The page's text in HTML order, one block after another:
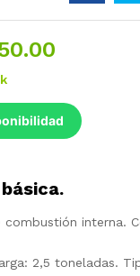
combustión interna.
2,5 toneladas.